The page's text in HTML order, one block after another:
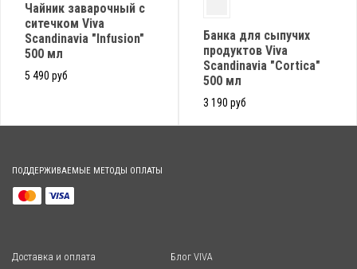
Чайник заварочный с
ситечком Viva
Scandinavia "Infusion"
500 мл
5 490 руб
Банка для сыпучих
продуктов Viva
Scandinavia "Cortica"
500 мл
3 190 руб
ПОДДЕРЖИВАЕМЫЕ МЕТОДЫ ОПЛАТЫ
Доставка и оплата
Блог VIVA